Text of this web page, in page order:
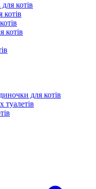
котів
котів
котів
для котів
туалетів